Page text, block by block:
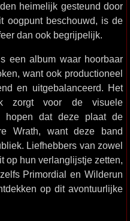
heimelijk gesteund door
oogpunt beschouwd, is de
dan ook begrijpelijk.
een album waar hoorbaar
want ook productioneel
en uitgebalanceerd. Het
zorgt voor de visuele
hopen dat deze plaat de
Wrath, want deze band
Liefhebbers van zowel
op hun verlanglijstje zetten,
Primordial en Wilderun
op dit avontuurlijke